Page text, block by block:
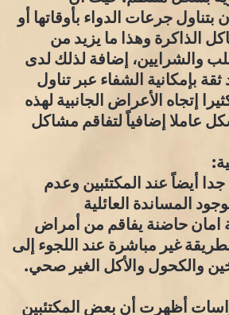
بتناول جرعات الدواء بأوقاتها أو
الذاكرة وهذا ما يزيد من
والشرايين، إضافة لذلك لدى
ثقة بإمكانية الشفاء عبر تناول
إتجاه الأعراض الجانبية لهذه
عاملا إضافياً لتفاقم مشاكل
أيضاً عند المكتئبين وعدم
المساندة العائلية
امان حاضنة يفاقم من أمراض
غير مباشرة عند اللجوء إلى
والكحول والأكل الغير صحي.
أظهرت أن بعض المكتئبين